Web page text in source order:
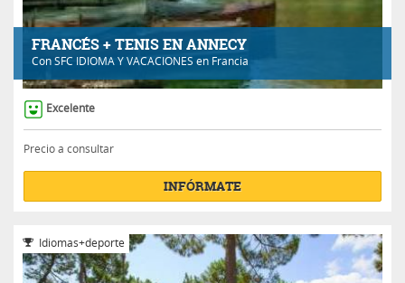
FRANCÉS + TENIS EN ANNECY
ConSFC IDIOMA Y VACACIONES en Francia
Excelente
Precio a consultar
INFÓRMATE
Idiomas+deporte